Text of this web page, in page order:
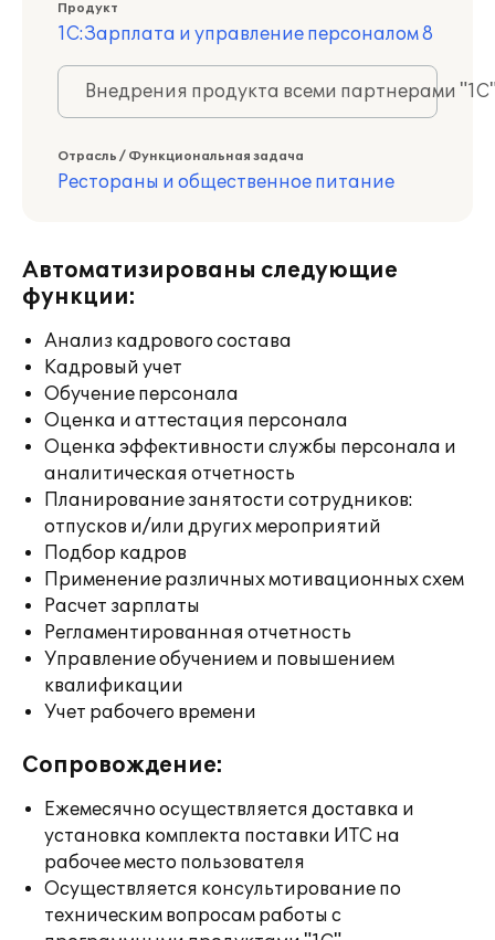
Продукт
1С:Зарплата и управление персоналом 8
Внедрения продукта всеми партнерами
Отрасль / Функциональная задача
Рестораны и общественное питание
Автоматизированы следующие
функции:
Анализ кадрового состава
Кадровый учет
Обучение персонала
Оценка и аттестация персонала
Оценка эффективности службы персонала и
аналитическая отчетность
Планирование занятости сотрудников:
отпусков и/или других мероприятий
Подбор кадров
Применение различных мотивационных схем
Расчет зарплаты
Регламентированная отчетность
Управление обучением и повышением
квалификации
Учет рабочего времени
Сопровождение:
Ежемесячно осуществляется доставка и
установка комплекта поставки ИТС на
рабочее место пользователя
Осуществляется консультирование по
техническим вопросам работы с